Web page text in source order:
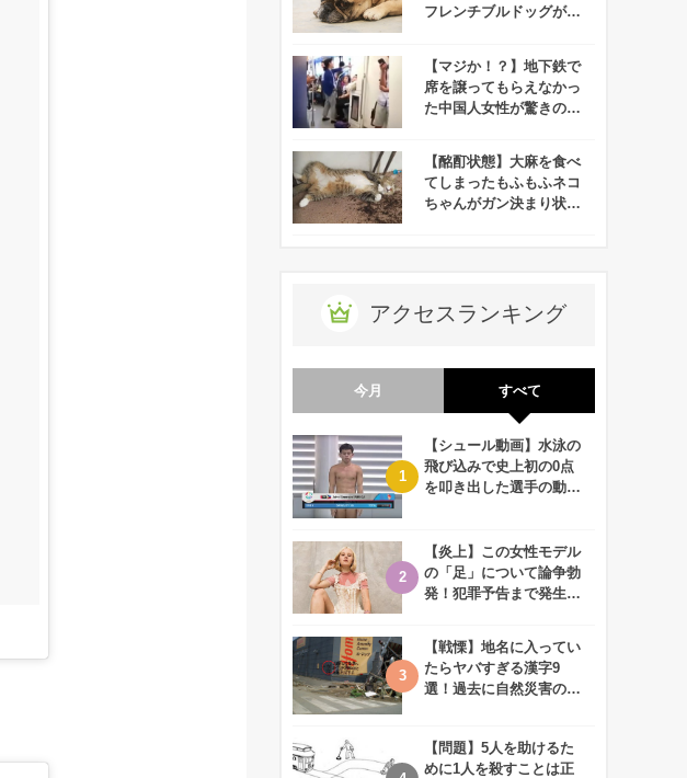
フレンチブルドッグが悲
【マジか！？】地下鉄で
席を譲ってもらえなかっ
た中国人女性が驚きの行
【酩酊状態】大麻を食べ
てしまったもふもふネコ
ちゃんがガン決まり状態
アクセスランキング
今月 すべて
【シュール動画】水泳の
飛び込みで史上初の0点
を叩き出した選手の動画
【炎上】この女性モデル
の「足」について論争勃
発！犯罪予告まで発生す
【戦慄】地名に入ってい
たらヤバすぎる漢字9
選！過去に自然災害の歴
【問題】5人を助けるた
めに1人を殺すことは正